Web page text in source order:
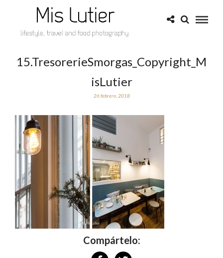
15.TresorerieSmorgas_Copyright_M
isLutier
26 febrero, 2018
Compártelo: